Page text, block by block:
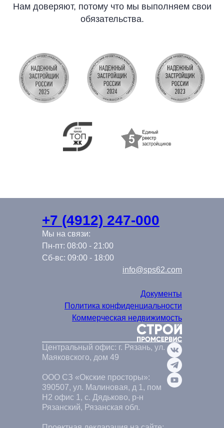
Нам доверяют, потому что мы выполняем свои
обязательства.
+7 (4912) 247-000
Мы на связи:
Пн-пт: 08:00 - 21:00
Сб-вс: 09:00 - 18:00
info@sps62.com
Документы
Политика конфиденциальности
Коммерческая недвижимость
Центральный офис: г. Рязань, ул.
Маяковского, дом 49
ООО СЗ «Окские просторы»:
390507, ул. Малиновая, д 1, пом
Н2 офис 1, с. Дядьково, р-н
Рязанский, Рязанская обл.